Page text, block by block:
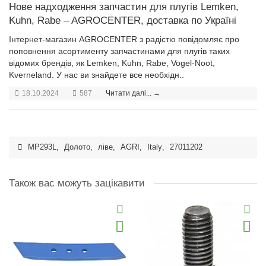
Нове надходження запчастин для плугів Lemken,
Kuhn, Rabe – AGROCENTER, доставка по Україні
Інтернет-магазин AGROCENTER з радістю повідомляє про
поповнення асортименту запчастинами для плугів таких
відомих брендів, як Lemken, Kuhn, Rabe, Vogel-Noot,
Kverneland. У нас ви знайдете все необхідн..
18.10.2024 587 Читати далі... →
MP293L Долото ліве AGRI Italy 27011202
Також вас можуть зацікавити